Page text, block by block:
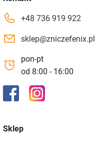
+48 736 919 922
sklep@zniczefenix.pl
pon-pt
od 8:00 - 16:00
Sklep